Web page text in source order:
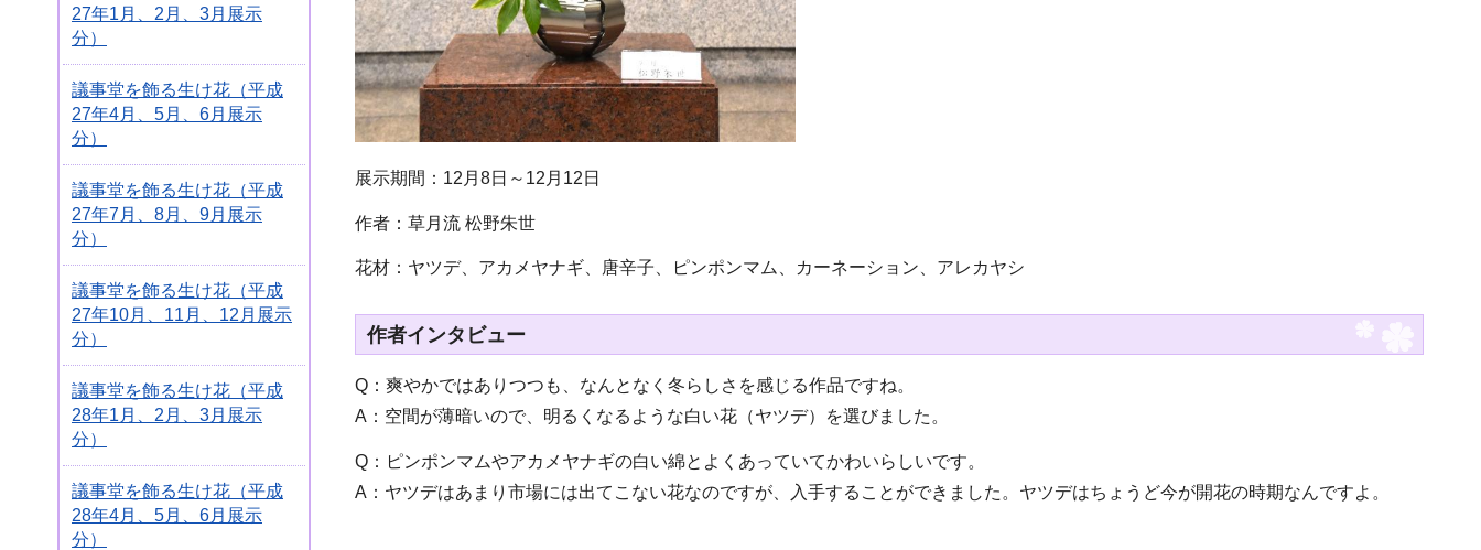
27年1月、2月、3月展示
分）
議事堂を飾る生け花（平成
27年4月、5月、6月展示
分）
議事堂を飾る生け花（平成
27年7月、8月、9月展示
分）
議事堂を飾る生け花（平成
27年10月、11月、12月展示
分）
議事堂を飾る生け花（平成
28年1月、2月、3月展示
分）
議事堂を飾る生け花（平成
28年4月、5月、6月展示
分）
展示期間：12月8日～12月12日
作者：草月流 松野朱世
花材：ヤツデ、アカメヤナギ、唐辛子、ピンポンマム、カーネーション、アレカヤシ
作者インタビュー
Q：爽やかではありつつも、なんとなく冬らしさを感じる作品ですね。
A：空間が薄暗いので、明るくなるような白い花（ヤツデ）を選びました。
Q：ピンポンマムやアカメヤナギの白い綿とよくあっていてかわいらしいです。
A：ヤツデはあまり市場には出てこない花なのですが、入手することができました。ヤツデはちょうど今が開花の時期なんですよ。